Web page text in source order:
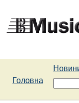
Головна